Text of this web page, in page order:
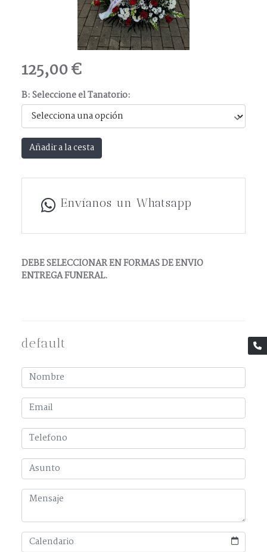
125,00 €
B: Seleccione el Tanatorio:
Añadir a la cesta
Envíanos un Whatsapp
DEBE SELECCIONAR EN FORMAS DE ENVIO
ENTREGA FUNERAL.
default